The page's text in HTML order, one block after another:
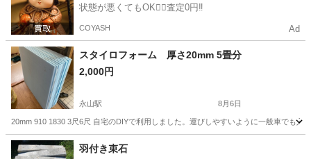
状態が悪くてもOK🙆‍♀️査定0円‼️
COYASH Ad
スタイロフォーム 厚さ20mm 5畳分
2,000円
永山駅 8月6日
20mm 910 1830 3尺6尺 自宅のDIYで利用しました。運びしやすいように一般車でも
北海道 旭川市 永山駅
羽付き束石